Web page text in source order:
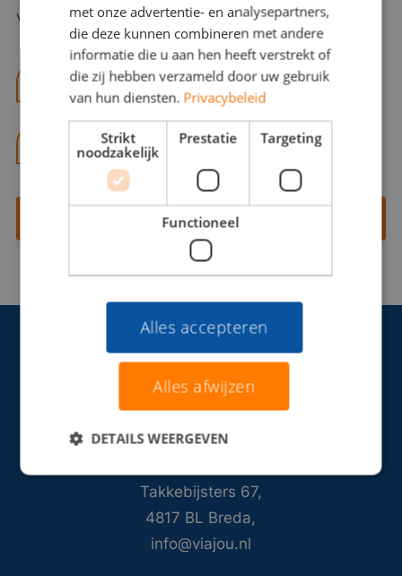
voor je klaar en helpt je graag!
benno@viajou.nl
06 13 28 62 71
Contact opnemen
Takkebijsters 67,
4817 BL Breda,
info@viajou.nl
met onze advertentie- en analysepartners,
die deze kunnen combineren met andere
informatie die u aan hen heeft verstrekt of
die zij hebben verzameld door uw gebruik
van hun diensten. Privacybeleid
Strikt
noodzakelijk
Prestatie Targeting
Functioneel
Alles accepteren
Alles afwijzen
DETAILS WEERGEVEN